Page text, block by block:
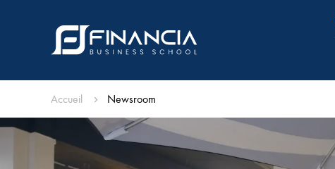
Accueil Newsroom